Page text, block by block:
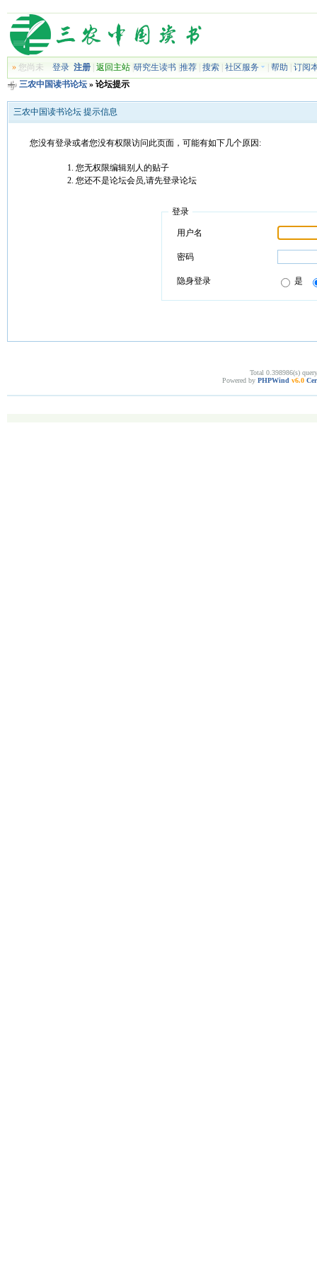
»您尚未 登录 注册| 返回主站| 研究生读书| 推荐| 搜索| 社区服务 帮助
订阅
三农中国读书论坛» 论坛提示
三农中国读书论坛 提示信息
您没有登录或者您没有权限访问此页面，可能有如下几个原因:
您无权限编辑别人的贴子
您还不是论坛会员,请先登录论坛
登录
用户名
密码
隐身登录 是
Total 0.398986(s)
Powered by PHPWind v6.0